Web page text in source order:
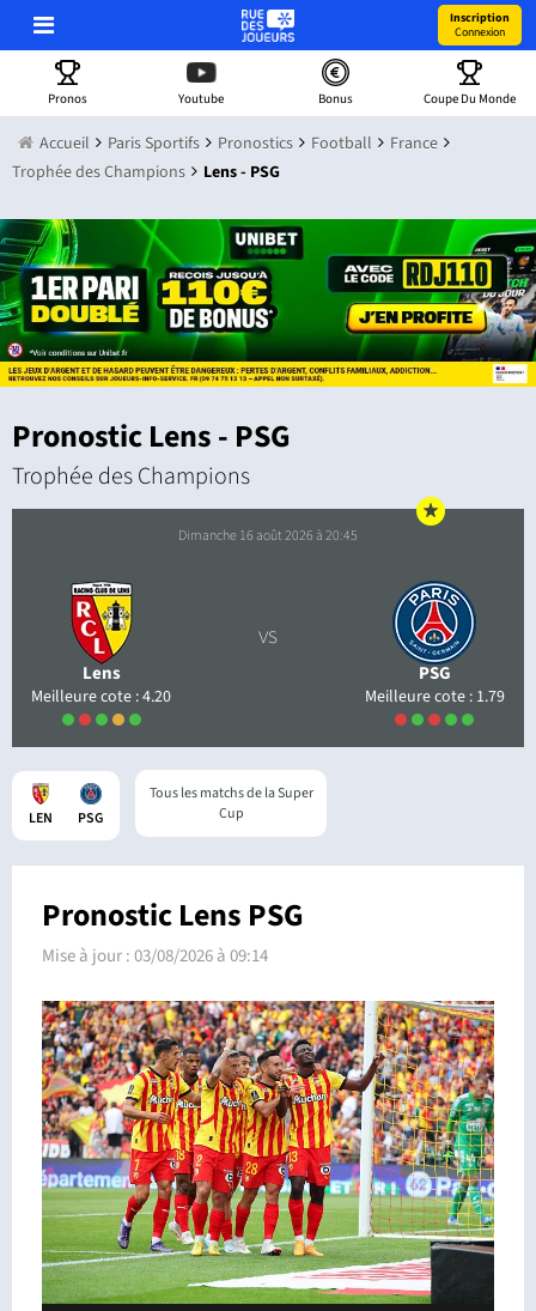
Inscription
Connexion
Pronos Youtube Bonus Coupe Du Monde
Accueil Paris Sportifs Pronostics Football
France
Trophée des Champions
Lens - PSG
Pronostic Lens - PSG
Trophée des Champions
Lens
Meilleure cote : 4.20
vs
dimanche 16 août 2026 à 20:45
PSG
Meilleure cote : 1.79
LEN PSG
Tous les matchs de la Super
Cup
Pronostic Lens PSG
Mise à jour :03/08/2026 à 09:14